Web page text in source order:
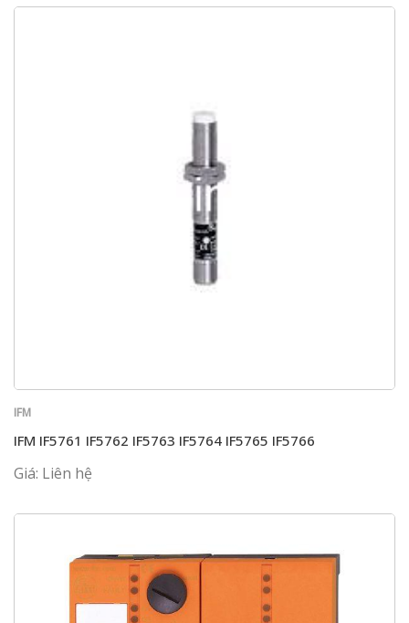
IFM
IFM IF5761 IF5762 IF5763 IF5764 IF5765 IF5766
Giá: Liên hệ